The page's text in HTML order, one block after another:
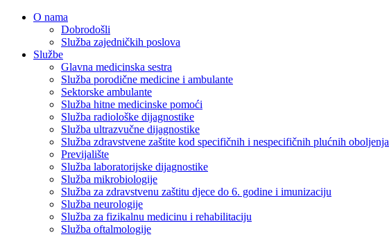
O nama
Dobrodošli
Služba zajedničkih poslova
Službe
Glavna medicinska sestra
Služba porodične medicine i ambulante
Sektorske ambulante
Služba hitne medicinske pomoći
Služba radiološke dijagnostike
Služba ultrazvučne dijagnostike
Služba zdravstvene zaštite kod specifičnih i nespecifičnih plućnih oboljenja
Previjalište
Služba laboratorijske dijagnostike
Služba mikrobiologije
Služba za zdravstvenu zaštitu djece do 6. godine i imunizaciju
Služba neurologije
Služba za fizikalnu medicinu i rehabilitaciju
Služba oftalmologije